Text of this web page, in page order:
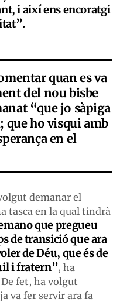
i així ens encoratgi
quan es va
del nou bisbe
“que jo sàpiga
que ho visqui amb
en el
demanar el
tasca en la qual tindrà
que pregueu
de transició que ara
de Déu, que és de
i fratern”, ha
fet, ha volgut
va fer servir ara fa